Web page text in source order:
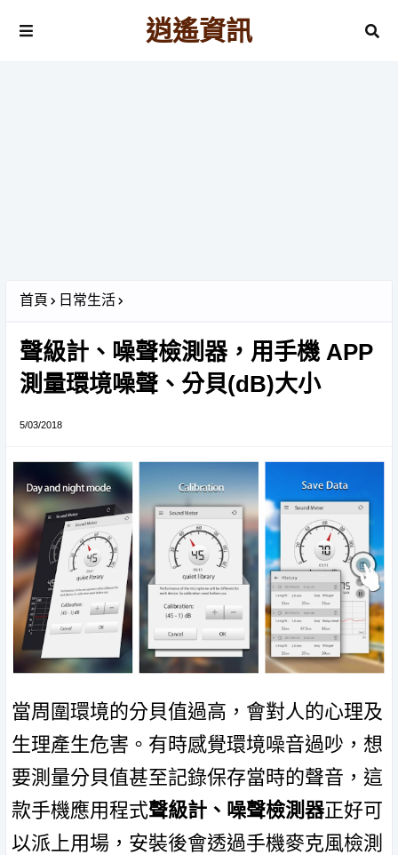
逍遙資訊
首頁 日常生活
聲級計、噪聲檢測器，用手機 APP
測量環境噪聲、分貝(dB)大小
5/03/2018
當周圍環境的分貝值過高，會對人的心理及
生理產生危害。有時感覺環境噪音過吵，想
要測量分貝值甚至記錄保存當時的聲音，這
款手機應用程式聲級計、噪聲檢測器正好可
以派上用場，安裝後會透過手機麥克風檢測